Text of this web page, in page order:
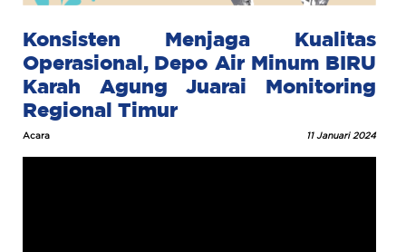
Konsisten Menjaga Kualitas
Operasional, Depo Air Minum BIRU
Karah Agung Juarai Monitoring
Regional Timur
Acara 11 Januari 2024